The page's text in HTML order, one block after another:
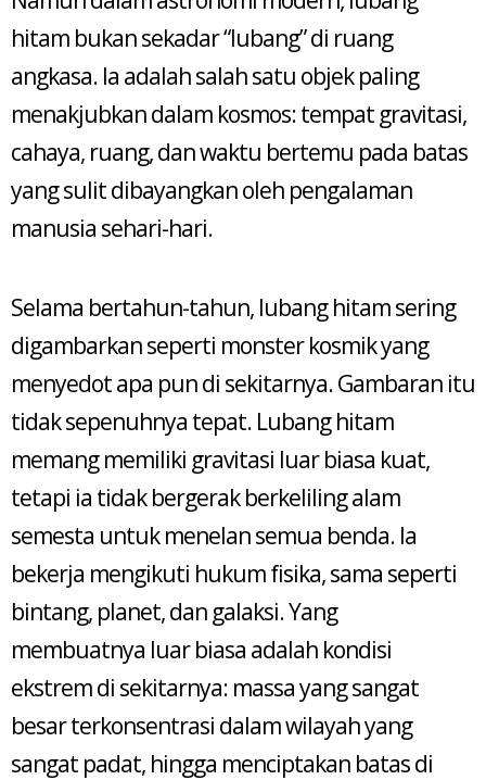
hitam bukan sekadar “lubang” di ruang
angkasa. Ia adalah salah satu objek paling
menakjubkan dalam kosmos: tempat gravitasi,
cahaya, ruang, dan waktu bertemu pada batas
yang sulit dibayangkan oleh pengalaman
manusia sehari-hari.
Selama bertahun-tahun, lubang hitam sering
digambarkan seperti monster kosmik yang
menyedot apa pun di sekitarnya. Gambaran itu
tidak sepenuhnya tepat. Lubang hitam
memang memiliki gravitasi luar biasa kuat,
tetapi ia tidak bergerak berkeliling alam
semesta untuk menelan semua benda. Ia
bekerja mengikuti hukum fisika, sama seperti
bintang, planet, dan galaksi. Yang
membuatnya luar biasa adalah kondisi
ekstrem di sekitarnya: massa yang sangat
besar terkonsentrasi dalam wilayah yang
sangat padat, hingga menciptakan batas di